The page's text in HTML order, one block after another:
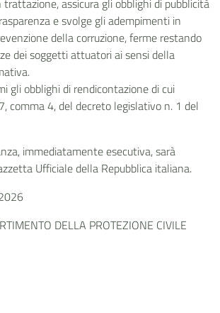
assicura gli obblighi di pubblicità
e svolge gli adempimenti in
della corruzione, ferme restando
dei soggetti attuatori ai sensi della
gli obblighi di rendicontazione di cui
comma 4, del decreto legislativo n. 1 del
immediatamente esecutiva, sarà
Ufficiale della Repubblica italiana.
DELLA PROTEZIONE CIVILE